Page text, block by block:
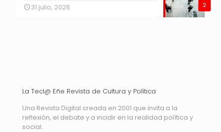
2
31 julio, 2026
La Tecl@ Eñe Revista de Cultura y Política
Una Revista Digital creada en 2001 que invita a la
reflexión, el debate y a incidir en la realidad política y
social.